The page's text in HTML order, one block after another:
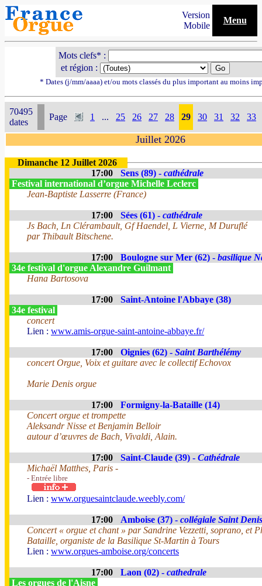
Version
Mobile
Menu
Mots clefs* :
et région :
* Dates (j/mm/aaaa) et/ou mots classés du plus important au moins
70495
dates
Page 1 ... 25 26 27 28 29 30 31 32 33
Juillet 2026
Dimanche 12 Juillet 2026
17:00
Sens (89) - cathédrale
Festival international d’orgue Michelle Leclerc
Jean-Baptiste Lasserre (France)
17:00 Sées (61) - cathédrale
Js Bach, Ln Clérambault, Gf Haendel, L Vierne, M Duruflé
par Thibault Bitschene.
17:00 Boulogne sur Mer (62) - basilique
34e festival d'orgue Alexandre Guilmant
Hana Bartosova
17:00
Saint-Antoine l'Abbaye (38)
34e festival
concert
Lien : www.amis-orgue-saint-antoine-abbaye.fr/
17:00 Oignies (62) - Saint Barthélémy
concert Orgue, Voix et guitare avec le collectif Echovox
Marie Denis orgue
17:00
Formigny-la-Bataille (14)
Concert orgue et trompette
Aleksandr Nisse et Benjamin Belloir
autour d’œuvres de Bach, Vivaldi, Alain.
17:00 Saint-Claude (39) - Cathédrale
Michaël Matthes, Paris -
- Entrée libre
Lien : www.orguesaintclaude.weebly.com/
17:00 Amboise (37) - collégiale Saint Denis
Concert « orgue et chant » par Sandrine Vezzetti, soprano, et
Bataille, organiste de la Basilique St-Martin à Tours
Lien : www.orgues-amboise.org/concerts
17:00 Laon (02) - cathedrale
Les orgues de l'Aisne